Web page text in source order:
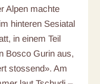
Alpen machte
hinteren Sesiatal
in einem Teil
Bosco Gurin aus,
stossend». Am